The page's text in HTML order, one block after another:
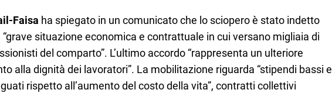
Faisa ha spiegato in un comunicato che lo sciopero è stato indetto
“grave situazione economica e contrattuale in cui versano migliaia di
del comparto”. L’ultimo accordo “rappresenta un ulteriore
alla dignità dei lavoratori”. La mobilitazione riguarda “stipendi bassi e
rispetto all’aumento del costo della vita”, contratti collettivi